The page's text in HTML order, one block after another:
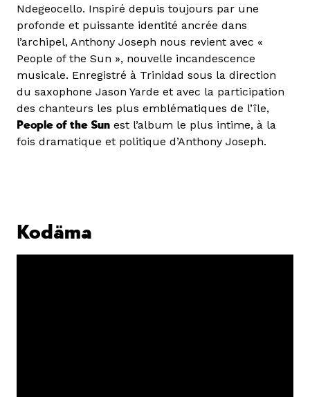
Ndegeocello. Inspiré depuis toujours par une
profonde et puissante identité ancrée dans
l’archipel, Anthony Joseph nous revient avec «
People of the Sun », nouvelle incandescence
musicale. Enregistré à Trinidad sous la direction
du saxophone Jason Yarde et avec la participation
des chanteurs les plus emblématiques de l’île,
People of the Sun est l’album le plus intime, à la
fois dramatique et politique d’Anthony Joseph.
Kodäma